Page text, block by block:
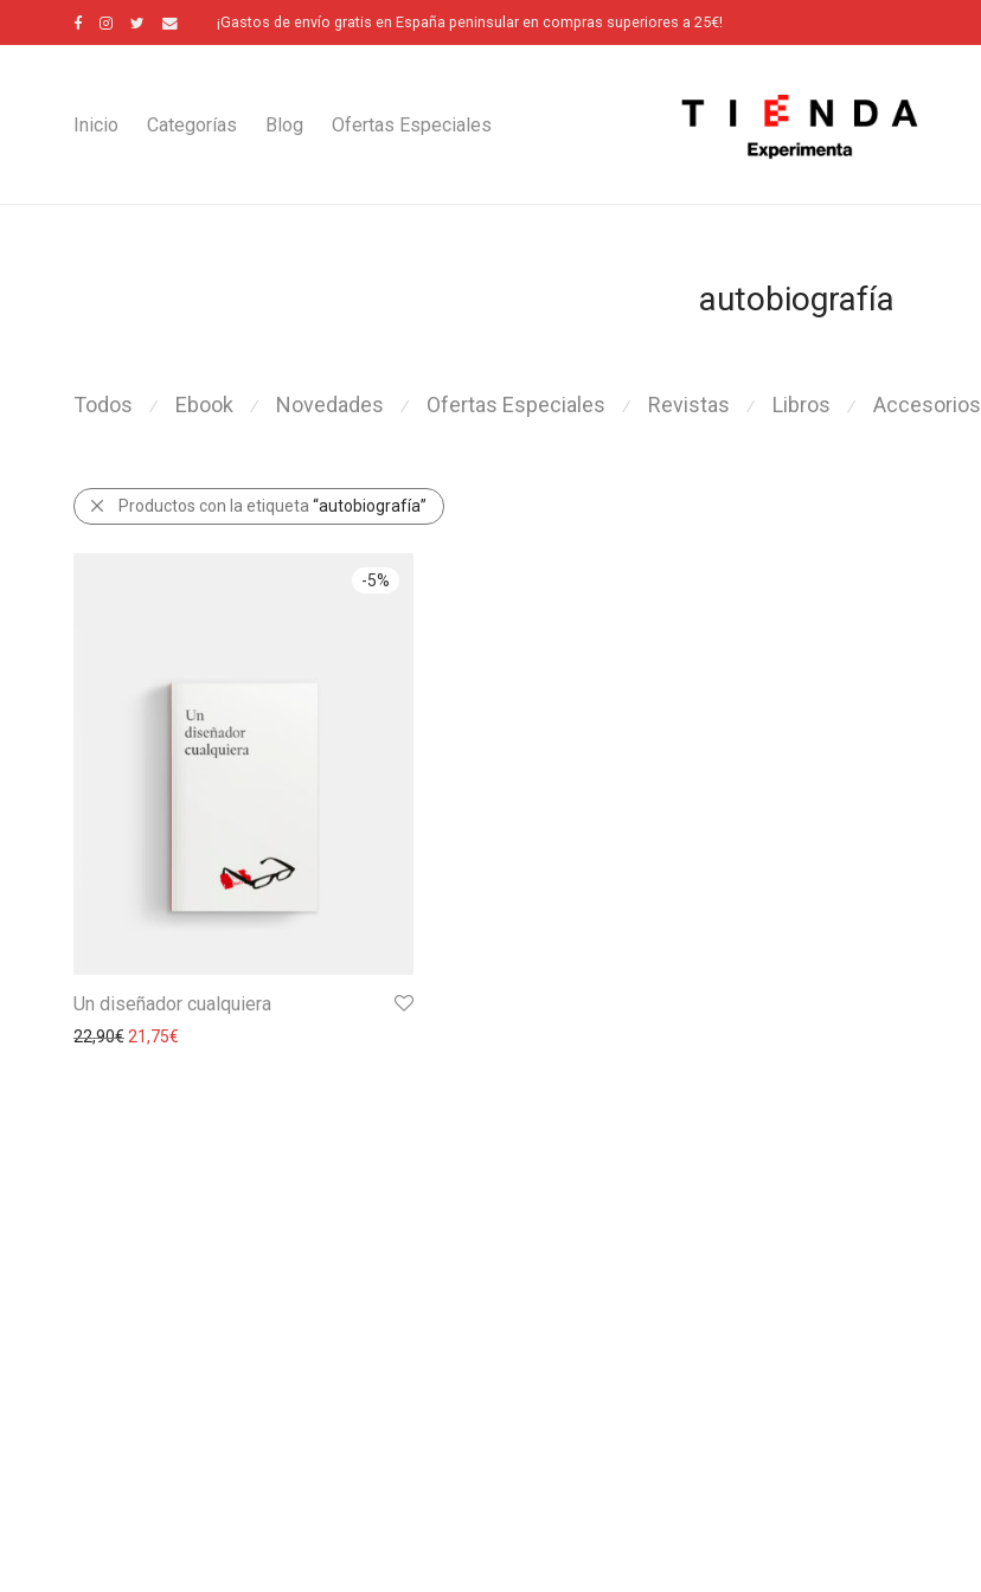
¡Gastos de envío gratis en España peninsular en compras superiores a 25€!
Inicio Categorías Blog Ofertas Especiales
autobiografía
Todos ⁄ Ebook ⁄ Novedades ⁄ Ofertas Especiales ⁄ Revistas ⁄ Libros ⁄ Accesorios
Productos con la etiqueta “autobiografía”
-5%
Un diseñador cualquiera
22,90€ 21,75€